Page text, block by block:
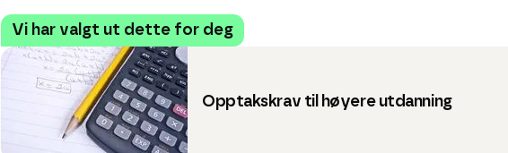
Vi har valgt ut dette for deg
Opptakskrav til høyere utdanning